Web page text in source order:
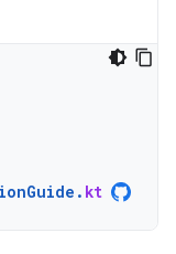
. kt